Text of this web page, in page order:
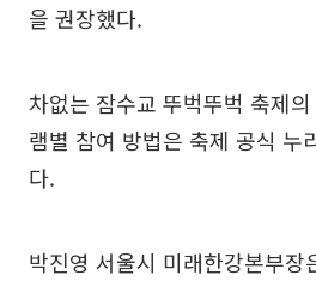
을 권장했다.
차없는 잠수교 뚜벅뚜벅 축제
램별 참여 방법은 축제 공식 누
다.
박진영 서울시 미래한강본부장